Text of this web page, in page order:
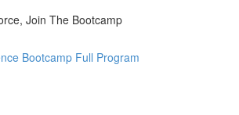
Join The Bootcamp
Bootcamp Full Program